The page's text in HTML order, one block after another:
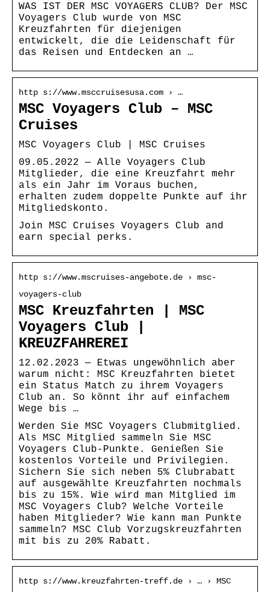
WAS IST DER MSC VOYAGERS CLUB? Der MSC
Voyagers Club wurde von MSC
Kreuzfahrten für diejenigen
entwickelt, die die Leidenschaft für
das Reisen und Entdecken an …
http s://www.msccruisesusa.com › …
MSC Voyagers Club – MSC
Cruises
MSC Voyagers Club | MSC Cruises
09.05.2022 — Alle Voyagers Club
Mitglieder, die eine Kreuzfahrt mehr
als ein Jahr im Voraus buchen,
erhalten zudem doppelte Punkte auf ihr
Mitgliedskonto.
Join MSC Cruises Voyagers Club and
earn special perks.
http s://www.mscruises-angebote.de › msc-
voyagers-club
MSC Kreuzfahrten | MSC
Voyagers Club |
KREUZFAHREREI
12.02.2023 — Etwas ungewöhnlich aber
warum nicht: MSC Kreuzfahrten bietet
ein Status Match zu ihrem Voyagers
Club an. So könnt ihr auf einfachem
Wege bis …
Werden Sie MSC Voyagers Clubmitglied.
Als MSC Mitglied sammeln Sie MSC
Voyagers Club-Punkte. Genießen Sie
kostenlos Vorteile und Privilegien.
Sichern Sie sich neben 5% Clubrabatt
auf ausgewählte Kreuzfahrten nochmals
bis zu 15%. Wie wird man Mitglied im
MSC Voyagers Club? Welche Vorteile
haben Mitglieder? Wie kann man Punkte
sammeln? MSC Club Vorzugskreuzfahrten
mit bis zu 20% Rabatt.
http s://www.kreuzfahrten-treff.de › … › MSC